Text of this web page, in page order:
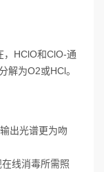
，HClO和ClO-通
解为O2或HCl。
出光谱更为吻
线消毒所需照